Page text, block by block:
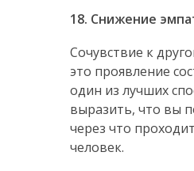
18. Снижение
Сочувствие к
это проявление
один из лучших
выразить, что вы
через что
человек.